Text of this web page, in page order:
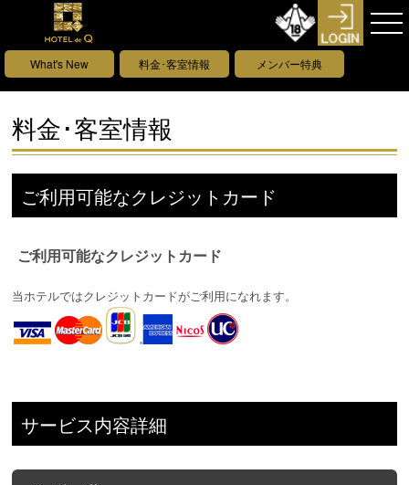
What's New 料金･客室情報 メンバー特典
料金･客室情報
ご利用可能なクレジットカード
ご利用可能なクレジットカード
当ホテルではクレジットカードがご利用になれます。
サービス内容詳細